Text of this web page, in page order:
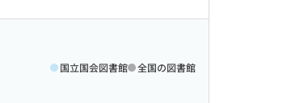
国立国会図書館 全国の図書館